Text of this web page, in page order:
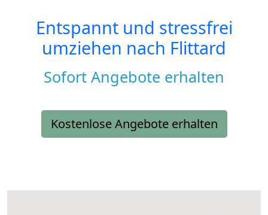
Entspannt und stressfrei
umziehen nach Flittard
Sofort Angebote erhalten
Kostenlose Angebote erhalten